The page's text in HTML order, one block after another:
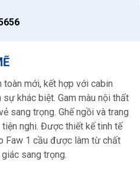
mới, kết hợp với cabin
khác biệt. Gam màu nội thất
sang trọng. Ghế ngồi và trang
nghi. Được thiết kế tinh tế
Faw 1 cầu được làm từ chất
sang trọng.